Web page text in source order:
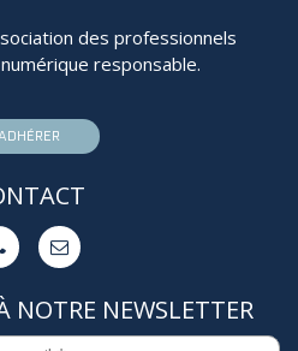
des professionnels
responsable.

NOTRE NEWSLETTER